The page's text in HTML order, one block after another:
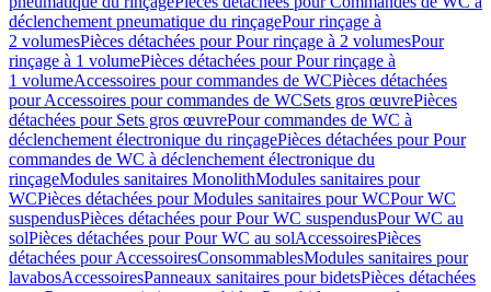
déclenchement pneumatique du rinçagePour rinçage à
2 volumesPièces détachées pour Pour rinçage à 2 volumesPour
rinçage à 1 volumePièces détachées pour Pour rinçage à
1 volumeAccessoires pour commandes de WCPièces détachées
pour Accessoires pour commandes de WCSets gros œuvrePièces
détachées pour Sets gros œuvrePour commandes de WC à
déclenchement électronique du rinçagePièces détachées pour Pour
commandes de WC à déclenchement électronique du
rinçageModules sanitaires MonolithModules sanitaires pour
WCPièces détachées pour Modules sanitaires pour WCPour WC
suspendusPièces détachées pour Pour WC suspendusPour WC au
solPièces détachées pour Pour WC au solAccessoiresPièces
détachées pour AccessoiresConsommablesModules sanitaires pour
lavabosAccessoiresPanneaux sanitaires pour bidetsPièces détachées